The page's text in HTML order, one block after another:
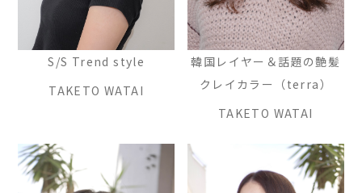
S/S Trend style
TAKETO WATAI
韓国レイヤー＆話題の艶髪
クレイカラー（terra）
TAKETO WATAI